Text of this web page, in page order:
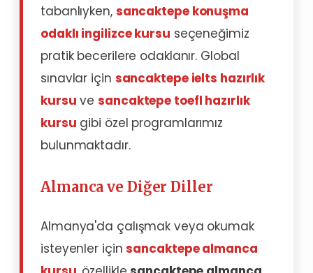
tabanlıyken, sancaktepe konuşma
odaklı ingilizce kursu seçeneğimiz
pratik becerilere odaklanır. Global
sınavlar için sancaktepe ielts hazırlık
kursu vesancaktepe toefl hazırlık
kursu gibi özel programlarımız
bulunmaktadır.
Almanca ve Diğer Diller
Almanya'da çalışmak veya okumak
isteyenler içinsancaktepe almanca